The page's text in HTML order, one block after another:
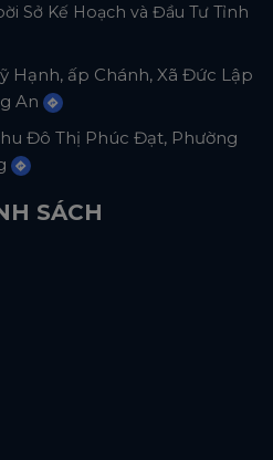
Sở Kế Hoạch và Đầu Tư Tỉnh
Hạnh, ấp Chánh, Xã Đức Lập
An
Đô Thị Phúc Đạt, Phường
SÁCH